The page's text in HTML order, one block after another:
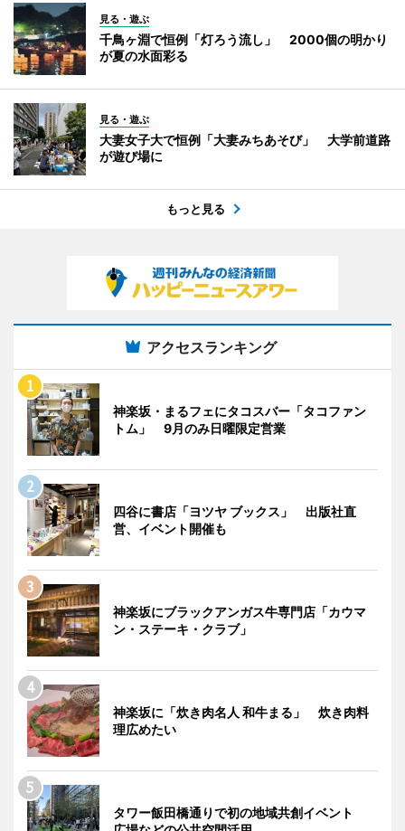
見る・遊ぶ
千鳥ヶ淵で恒例「灯ろう流し」 2000個の明かり
が夏の水面彩る
見る・遊ぶ
大妻女子大で恒例「大妻みちあそび」 大学前道路
が遊び場に
もっと見る
アクセスランキング
神楽坂・まるフェにタコスバー「タコファン
トム」 9月のみ日曜限定営業
四谷に書店「ヨツヤ ブックス」 出版社直
営、イベント開催も
神楽坂にブラックアンガス牛専門店「カウマ
ン・ステーキ・クラブ」
神楽坂に「炊き肉名人 和牛まる」 炊き肉料
理広めたい
タワー飯田橋通りで初の地域共創イベント